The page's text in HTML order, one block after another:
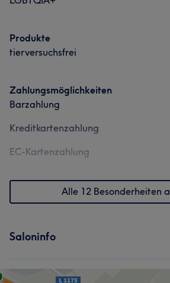
Produkte
tierversuchsfrei
Zahlungsmöglichkeiten
Barzahlung
Kreditkartenzahlung
EC-Kartenzahlung
Alle 12 Besonderheiten
Saloninfo